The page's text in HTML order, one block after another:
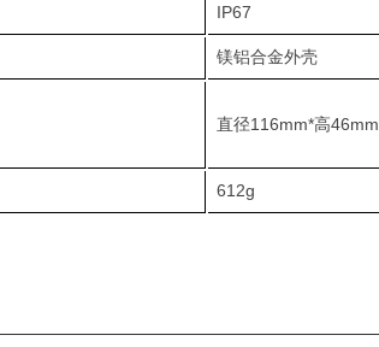
IP67
镁铝合金外壳
直径116mm*高46mm
612g